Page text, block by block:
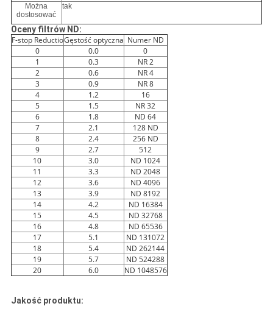
Można
dostosować
tak
Oceny filtrów ND:
F-stop ReductioGęstość optyczna Numer ND
0
0.0
0
1
0.3
NR 2
2
0.6
NR 4
3
0.9
NR 8
4
1.2
16
5
1.5
NR 32
6
1.8
ND 64
7
2.1
128 ND
8
2.4
256 ND
9
2.7
512
10
3.0
ND 1024
11
3.3
ND 2048
12
3.6
ND 4096
13
3.9
ND 8192
14
4.2
ND 16384
15
4.5
ND 32768
16
4.8
ND 65536
17
5.1
ND 131072
18
5.4
ND 262144
19
5.7
ND 524288
20
6.0 ND 1048576
Jakość produktu: